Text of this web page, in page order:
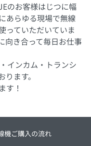
のお客様はじつに幅
あらゆる現場で無線
っていただいていま
向き合って毎日お仕事
インカム・トランシ
ます。
す！
機ご購入の流れ